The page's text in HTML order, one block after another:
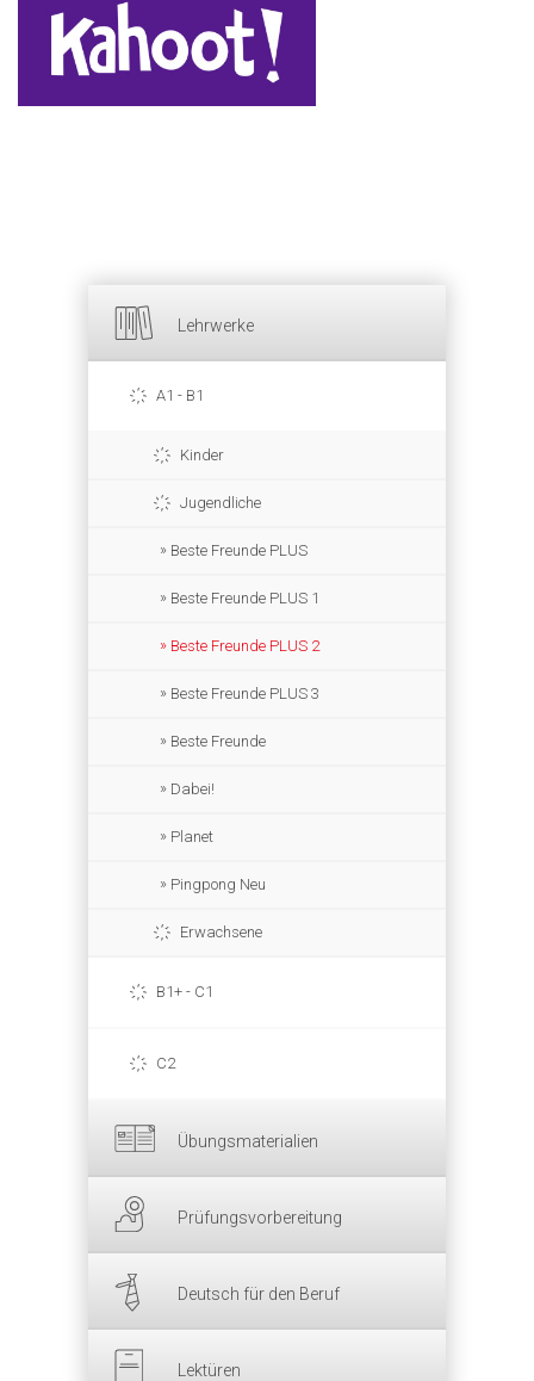
Lehrwerke
A1 - B1
Kinder
Jugendliche
Beste Freunde PLUS
Beste Freunde PLUS 1
Beste Freunde PLUS 2
Beste Freunde PLUS 3
Beste Freunde
Dabei!
Planet
Pingpong Neu
Erwachsene
B1+ - C1
C2
Übungsmaterialien
Prüfungsvorbereitung
Deutsch für den Beruf
Lektüren